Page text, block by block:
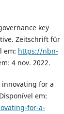
key
Zeitschrift für
em: https://nbn-
4 nov. 2022.
innovating for a
em:
for-a-